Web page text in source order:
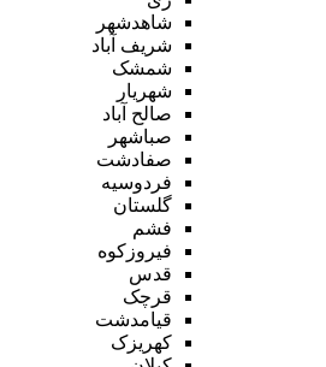
شاهدشهر
شریف آباد
شمشک
شهریار
صالح آباد
صباشهر
صفادشت
فردوسیه
گلستان
فشم
فیروزکوه
قدس
قرچک
قیامدشت
کهریزک